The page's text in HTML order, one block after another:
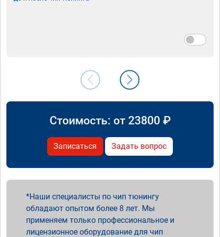
Стоимость: от 23800 ₽
Записаться Задать вопрос
Наши специалисты по чип тюнингу
обладают опытом более 8 лет. Мы
применяем только профессиональное и
лицензионное оборудование для чип